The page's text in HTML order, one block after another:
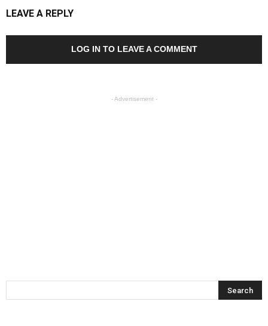
LEAVE A REPLY
LOG IN TO LEAVE A COMMENT
- Advertisement -